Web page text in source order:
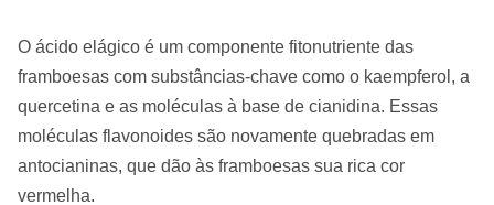
O ácido elágico é um componente fitonutriente das
framboesas com substâncias-chave como o kaempferol, a
quercetina e as moléculas à base de cianidina. Essas
moléculas flavonoides são novamente quebradas em
antocianinas, que dão às framboesas sua rica cor
vermelha.